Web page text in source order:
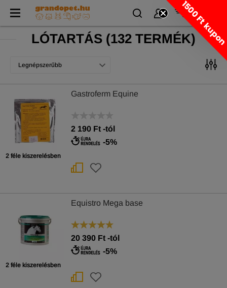
LÓTARTÁS (132 TERMÉK)
Legnépszerűbb
2 féle kiszerelésben
Gastroferm Equine
2 190 Ft -tól
-5%
2 féle kiszerelésben
Equistro Mega base
20 390 Ft -tól
-5%
1500 Ft